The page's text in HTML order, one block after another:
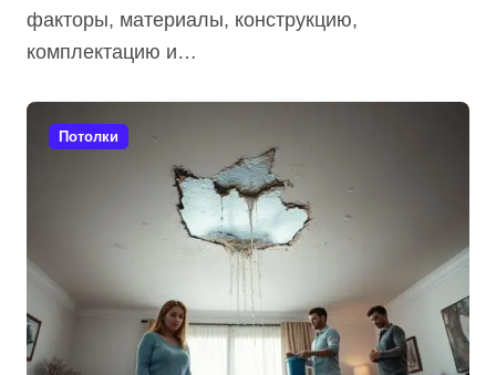
факторы, материалы, конструкцию,
комплектацию и…
Потолки